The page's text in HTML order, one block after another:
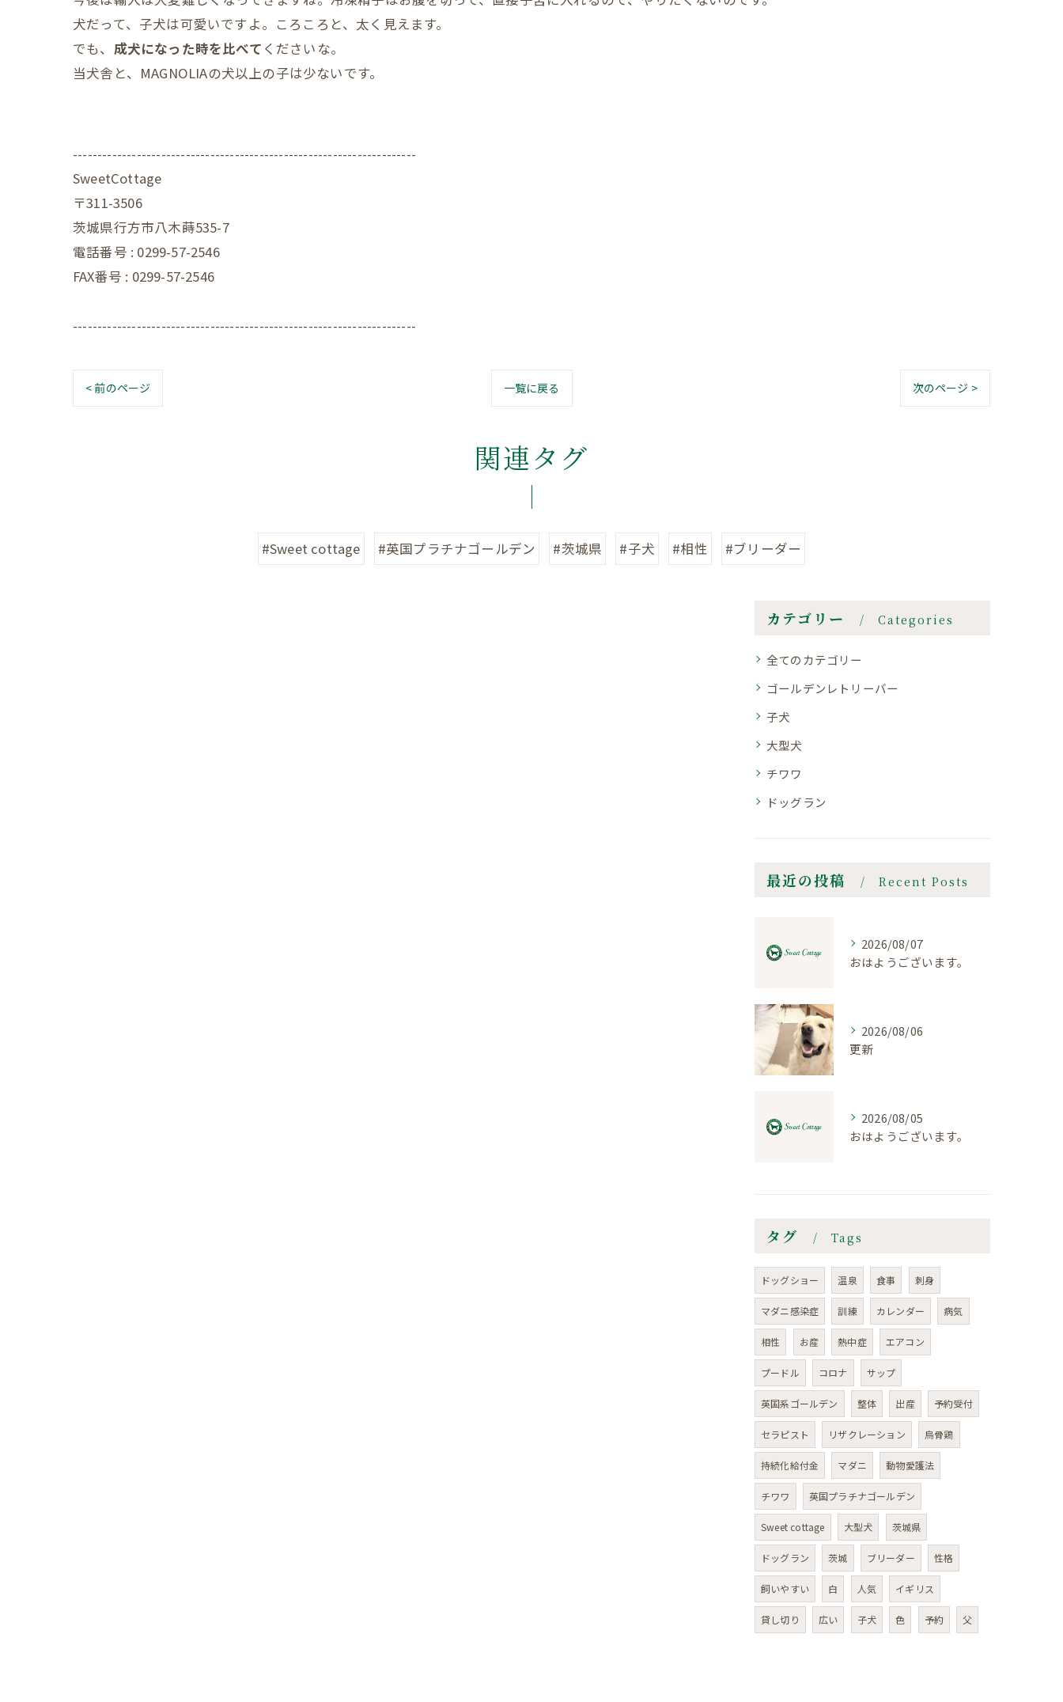
犬だって、子犬は可愛いですよ。ころころと、太く見えます。
でも、 成犬になった時を比べて くださいな。
当犬舎と、MAGNOLIAの犬以上の子は少ないです。
----------------------------------------------------------------------
SweetCottage
〒311-3506
茨城県行方市八木蒔535-7
電話番号 : 0299-57-2546
FAX番号 : 0299-57-2546
----------------------------------------------------------------------
< 前のページ 一覧に戻る 次のページ >
関連タグ
#Sweet cottage #英国プラチナゴールデン #茨城県 #子犬 #相性 #ブリーダー
カテゴリー Categories
全てのカテゴリー
ゴールデンレトリーバー
子犬
大型犬
チワワ
ドッグラン
最近の投稿 Recent Posts
2026/08/07
おはようございます。
2026/08/06
更新
2026/08/05
おはようございます。
タグ Tags
ドッグショー 温泉 食事 刺身
マダニ感染症 訓練 カレンダー 病気
相性 お産 熱中症 エアコン
プードル コロナ サップ
英国系ゴールデン 整体 出産 予約受付
セラピスト リザクレーション 烏骨鶏
持続化給付金 マダニ 動物愛護法
チワワ 英国プラチナゴールデン
Sweet cottage 大型犬 茨城県
ドッグラン 茨城 ブリーダー 性格
飼いやすい 白 人気 イギリス
貸し切り 広い 子犬 色 予約 父